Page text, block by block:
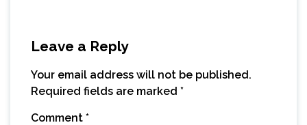
Leave a Reply
Your email address will not be published.
Required fields are marked *
Comment *